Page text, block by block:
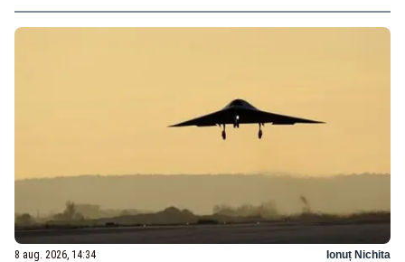
8 aug. 2026, 14:34 Ionuț Nichita